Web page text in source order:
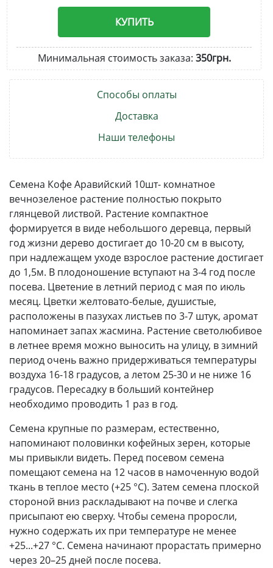
КУПИТЬ
Минимальная стоимость заказа: 350грн.
Способы оплаты
Доставка
Наши телефоны
Семена Кофе Аравийский 10шт- комнатное
вечнозеленое растение полностью покрыто
глянцевой листвой. Растение компактное
формируется в виде небольшого деревца, первый
год жизни дерево достигает до 10-20 см в высоту,
при надлежащем уходе взрослое растение достигает
до 1,5м. В плодоношение вступают на 3-4 год после
посева. Цветение в летний период с мая по июль
месяц. Цветки желтовато-белые, душистые,
расположены в пазухах листьев по 3-7 штук, аромат
напоминает запах жасмина. Растение светолюбивое
в летнее время можно выносить на улицу, в зимний
период очень важно придерживаться температуры
воздуха 16-18 градусов, а летом 25-30 и не ниже 16
градусов. Пересадку в больший контейнер
необходимо проводить 1 раз в год.
Семена крупные по размерам, естественно,
напоминают половинки кофейных зерен, которые
мы привыкли видеть. Перед посевом семена
помещают семена на 12 часов в намоченную водой
ткань в теплое место (+25 °С). Затем семена плоской
стороной вниз раскладывают на почве и слегка
присыпают ею сверху. Чтобы семена проросли,
нужно содержать их при температуре не менее
+25...+27 °С. Семена начинают прорастать примерно
через 20–25 дней после посева.